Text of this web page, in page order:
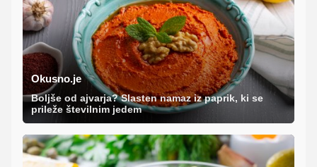
Okusno.je
Boljše od ajvarja? Slasten namaz iz paprik, ki se
prileže številnim jedem